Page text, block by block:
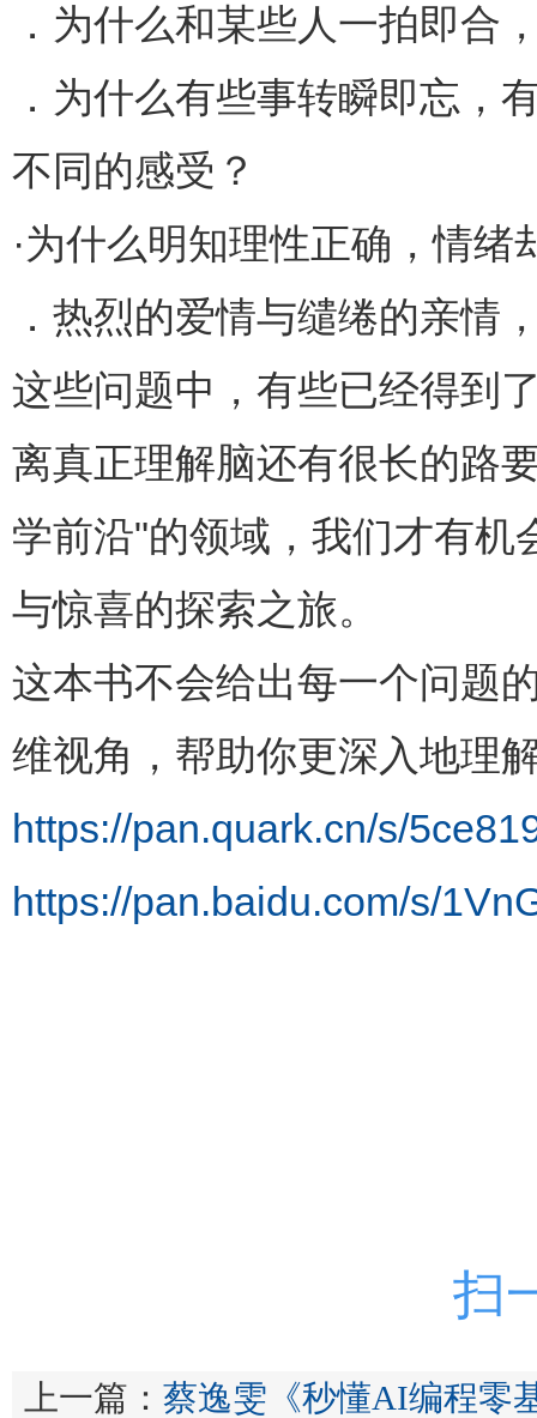
．为什么和某些人一拍即合
．为什么有些事转瞬即忘，
不同的感受？
·为什么明知理性正确，情
．热烈的爱情与缱绻的亲情
这些问题中，有些已经得到
离真正理解脑还有很长的路
学前沿"的领域，我们才有机
与惊喜的探索之旅。
这本书不会给出每一个问题
维视角，帮助你更深入地理
https://pan.quark.cn/s/
https://pan.baidu.com/s/
扫
上一篇： 蔡逸雯《秒懂AI编程零